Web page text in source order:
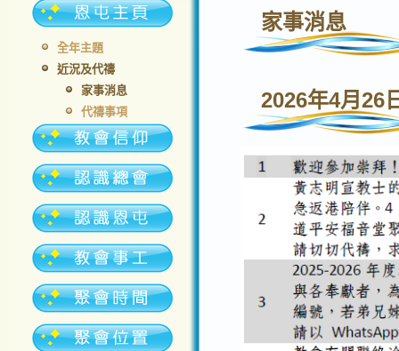
全年主題
近況及代禱
家事消息
代禱事項
家事消息
2026年4月26